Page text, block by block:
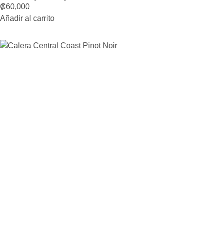
₡60,000
Añadir al carrito